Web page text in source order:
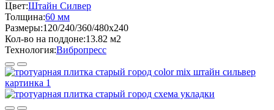
Цвет:Штайн Силвер
Толщина:60 мм
Размеры:120/240/360/480x240
Кол-во на поддоне:13.82 м2
Технология:Вибропресс